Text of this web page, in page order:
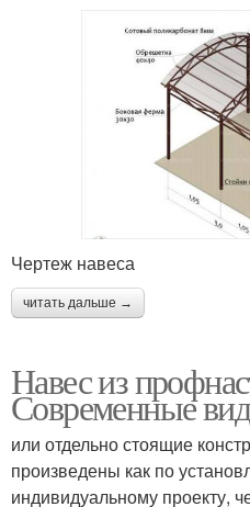
Чертеж навеса
читать дальше →
Навес из
Современные
или отдельно стоящие
произведены как по
индивидуальному проекту,